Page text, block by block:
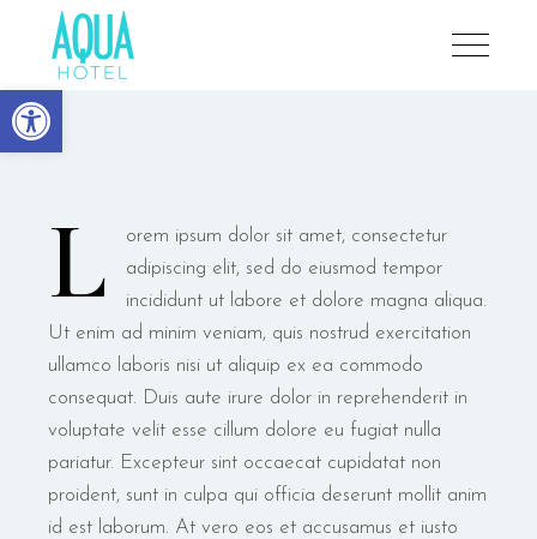
Open toolbar
Aqua Hotel
L
orem ipsum dolor sit amet, consectetur
adipiscing elit, sed do eiusmod tempor
incididunt ut labore et dolore magna aliqua.
Ut enim ad minim veniam, quis nostrud exercitation
ullamco laboris nisi ut aliquip ex ea commodo
consequat. Duis aute irure dolor in reprehenderit in
voluptate velit esse cillum dolore eu fugiat nulla
pariatur. Excepteur sint occaecat cupidatat non
proident, sunt in culpa qui officia deserunt mollit anim
id est laborum. At vero eos et accusamus et iusto